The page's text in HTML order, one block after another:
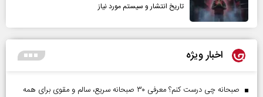
تاریخ انتشار و سیستم مورد نیاز
اخبار ویژه
صبحانه چی درست کنم؟ معرفی ۳۰ صبحانه سریع، سالم و مقوی برای همه